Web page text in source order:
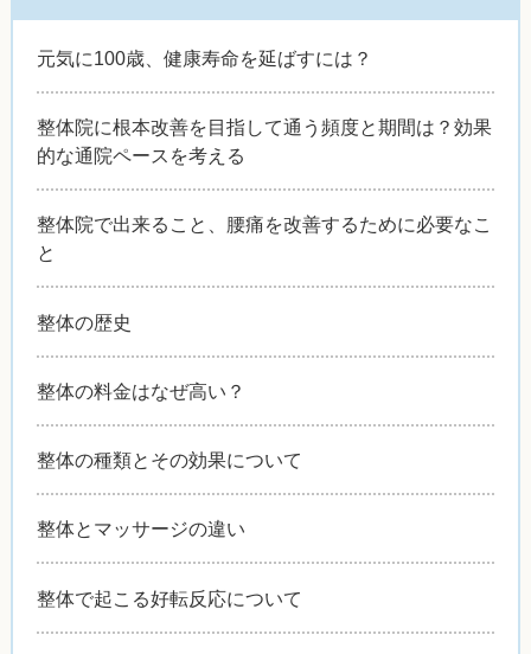
元気に100歳、健康寿命を延ばすには？
整体院に根本改善を目指して通う頻度と期間は？効果
的な通院ペースを考える
整体院で出来ること、腰痛を改善するために必要なこ
と
整体の歴史
整体の料金はなぜ高い？
整体の種類とその効果について
整体とマッサージの違い
整体で起こる好転反応について